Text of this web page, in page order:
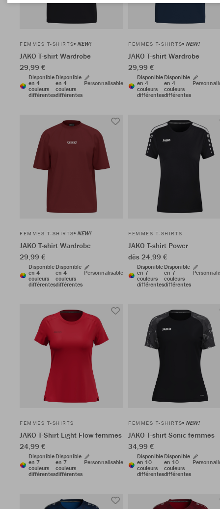
FEMMES T-SHIRTS NEW!
JAKO T-shirt Wardrobe
29,99 €
Disponible
en 4
couleurs
différentes
Disponible
en 4
couleurs
différentes
Personnalisable
FEMMES T-SHIRTS NEW!
JAKO T-shirt Wardrobe
29,99 €
Disponible
en 4
couleurs
différentes
Disponible
en 4
couleurs
différentes
FEMMES T-SHIRTS NEW!
JAKO T-shirt Wardrobe
29,99 €
Disponible
en 4
couleurs
différentes
Disponible
en 4
couleurs
différentes
Personnalisable
FEMMES T-SHIRTS
JAKO T-shirt Power
dès 24,99 €
Disponible
en 7
couleurs
différentes
Disponible
en 7
couleurs
différentes
FEMMES T-SHIRTS
JAKO T-Shirt Light Flow femmes
24,99 €
Disponible
en 7
couleurs
différentes
Disponible
en 7
couleurs
différentes
Personnalisable
FEMMES T-SHIRTS NEW!
JAKO T-shirt Sonic femmes
34,99 €
Disponible
en 10
couleurs
différentes
Disponible
en 10
couleurs
différentes